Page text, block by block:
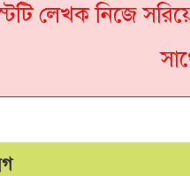
লেখক নিজে